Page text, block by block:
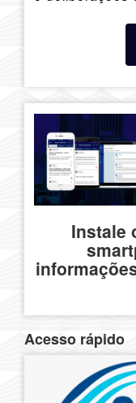
Instale
Acesso rápido